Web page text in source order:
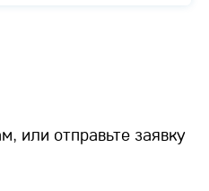
или отправьте заявку